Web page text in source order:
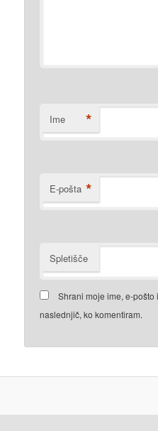
Ime *
E-pošta *
Spletišče
Shrani moje ime, e-pošto
naslednjič, ko komentiram.